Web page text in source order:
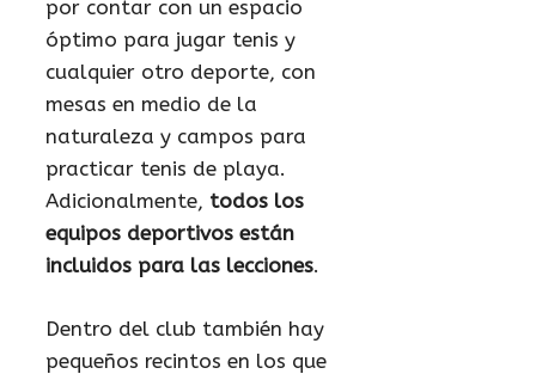
por contar con un espacio
óptimo para jugar tenis y
cualquier otro deporte, con
mesas en medio de la
naturaleza y campos para
practicar tenis de playa.
Adicionalmente, todos los
equipos deportivos están
incluidos para las lecciones.
Dentro del club también hay
pequeños recintos en los que